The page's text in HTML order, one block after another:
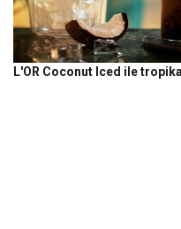
L'OR Coconut Iced ile